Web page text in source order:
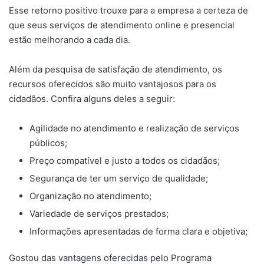
Esse retorno positivo trouxe para a empresa a certeza de
que seus serviços de atendimento online e presencial
estão melhorando a cada dia.
Além da pesquisa de satisfação de atendimento, os
recursos oferecidos são muito vantajosos para os
cidadãos. Confira alguns deles a seguir:
Agilidade no atendimento e realização de serviços
públicos;
Preço compatível e justo a todos os cidadãos;
Segurança de ter um serviço de qualidade;
Organização no atendimento;
Variedade de serviços prestados;
Informações apresentadas de forma clara e objetiva;
Gostou das vantagens oferecidas pelo Programa